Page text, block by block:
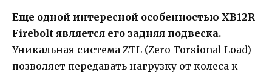
Еще одной интересной особенностью XB12R
Firebolt является его задняя подвеска.
Уникальная система ZTL (Zero Torsional Load)
позволяет передавать нагрузку от колеса к